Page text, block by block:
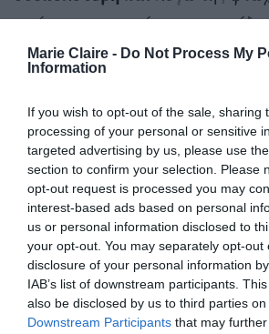
Marie Claire - Do Not Process My
Information
If you wish to opt-out of the sale, sharing
processing of your personal or sensitive
targeted advertising by us, please use
section to confirm your selection. Please
opt-out request is processed you may
interest-based ads based on personal
us or personal information disclosed to
your opt-out. You may separately opt-out
disclosure of your personal information
IAB’s list of downstream participants.
also be disclosed by us to third parties on
Downstream Participants that may
εκείνες πιο συχνά
λόγω της αύξησης των
βίαςπου παρουσιάζεται κατά
αυτές. Οι προκλήσεις αυτές,
αφορούν μόνο τις γυναίκες σε
χώρες, αλλά και σε αρκετές
ανεπτυγμένων κρατών, όπως
Ελλάδα. Σύμφωνα με στοιχεία
η Δρ Ζ. Δημαδάμα, Διδάσκουσα
Τμήμα Διεθνών, Ευρωπαϊκών και
Περιφερειακών Σπουδών και
Συνεργάτης του Ε.Κε.Π.Ε.Κ,.